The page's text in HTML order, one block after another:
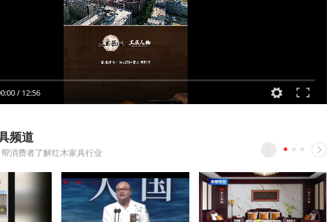
/ 12:56
频道
帮消费者了解红木家具行业